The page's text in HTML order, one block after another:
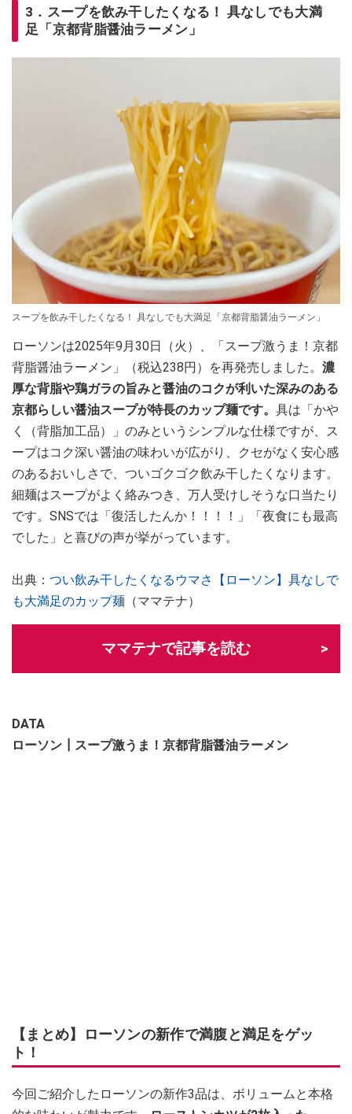
3．スープを飲み干したくなる！ 具なしでも大満
足「京都背脂醤油ラーメン」
スープを飲み干したくなる！ 具なしでも大満足「京都背脂醤油ラーメン」
ローソンは2025年9月30日（火）、「スープ激うま！京都
背脂醤油ラーメン」（税込238円）を再発売しました。 濃
厚な背脂や鶏ガラの旨みと醤油のコクが利いた深みのある
京都らしい醤油スープが特長のカップ麺です。 具は「かや
く（背脂加工品）」のみというシンプルな仕様ですが、ス
ープはコク深い醤油の味わいが広がり、クセがなく安心感
のあるおいしさで、ついゴクゴク飲み干したくなります。
細麺はスープがよく絡みつき、万人受けしそうな口当たり
です。SNSでは「復活したんか！！！！」「夜食にも最高
でした」と喜びの声が挙がっています。
出典： つい飲み干したくなるウマさ【ローソン】具なしで
も大満足のカップ麺 （ママテナ）
ママテナで記事を読む
DATA
ローソン┃スープ激うま！京都背脂醤油ラーメン
【まとめ】ローソンの新作で満腹と満足をゲッ
ト！
今回ご紹介したローソンの新作3品は、ボリュームと本格